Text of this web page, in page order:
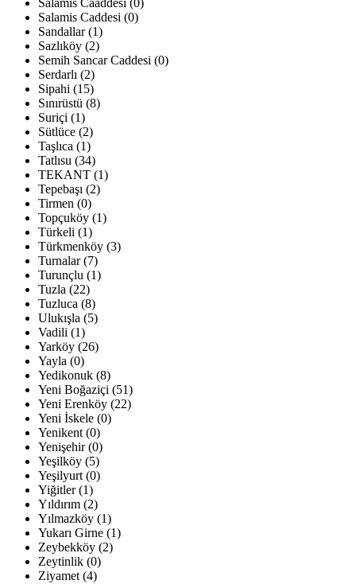
Salamis Caaddesi (0)
Salamis Caddesi (0)
Sandallar (1)
Sazlıköy (2)
Semih Sancar Caddesi (0)
Serdarlı (2)
Sipahi (15)
Sınırüstü (8)
Suriçi (1)
Sütlüce (2)
Taşlıca (1)
Tatlısu (34)
TEKANT (1)
Tepebaşı (2)
Tirmen (0)
Topçuköy (1)
Türkeli (1)
Türkmenköy (3)
Turnalar (7)
Turunçlu (1)
Tuzla (22)
Tuzluca (8)
Ulukışla (5)
Vadili (1)
Yarköy (26)
Yayla (0)
Yedikonuk (8)
Yeni Boğaziçi (51)
Yeni Erenköy (22)
Yeni İskele (0)
Yenikent (0)
Yenişehir (0)
Yeşilköy (5)
Yeşilyurt (0)
Yiğitler (1)
Yıldırım (2)
Yılmazköy (1)
Yukarı Girne (1)
Zeybekköy (2)
Zeytinlik (0)
Ziyamet (4)